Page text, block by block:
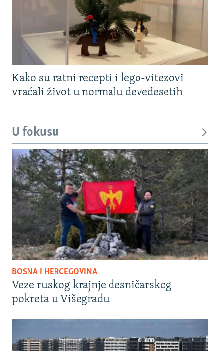
Kako su ratni recepti i lego-vitezovi
vraćali život u normalu devedesetih
U fokusu
BOSNA I HERCEGOVINA
Veze ruskog krajnje desničarskog
pokreta u Višegradu